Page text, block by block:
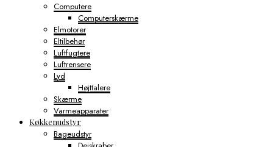
Computere
Computerskærme
Elmotorer
Eltilbehør
Luftfugtere
Luftrensere
Lyd
Højttalere
Skærme
Varmeapparater
Køkkenudstyr
Bageudstyr